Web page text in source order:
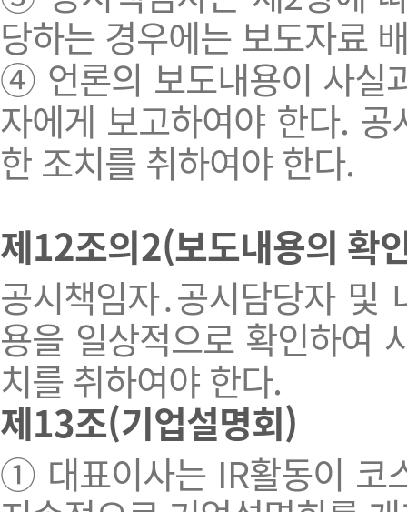
당하는 경우에는 보도자료
④ 언론의 보도내용이 사실
자에게 보고하여야 한다.
한 조치를 취하여야 한다.
제12조의2(보도내용의 확
공시책임자․공시담당자
용을 일상적으로 확인하여
치를 취하여야 한다.
제13조(기업설명회)
① 대표이사는 IR활동이 코